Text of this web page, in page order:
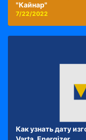
"Кайнар"
7/22/2022
Как узнать дату